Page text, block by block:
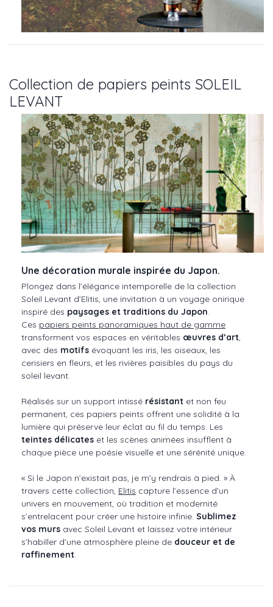
Collection de papiers peints SOLEIL
LEVANT
Une décoration murale inspirée du Japon.
Plongez dans l’élégance intemporelle de la collection
Soleil Levant d’Elitis, une invitation à un voyage onirique
inspiré des paysages et traditions du Japon.
Ces papiers peints panoramiques haut de gamme
transforment vos espaces en véritables œuvres d’art,
avec des motifs évoquant les iris, les oiseaux, les
cerisiers en fleurs, et les rivières paisibles du pays du
soleil levant.
Réalisés sur un support intissé résistant et non feu
permanent, ces papiers peints offrent une solidité à la
lumière qui préserve leur éclat au fil du temps. Les
teintes délicates et les scènes animées insufflent à
chaque pièce une poésie visuelle et une sérénité unique.
« Si le Japon n’existait pas, je m’y rendrais à pied. » À
travers cette collection, Elitis capture l’essence d’un
univers en mouvement, où tradition et modernité
s’entrelacent pour créer une histoire infinie. Sublimez
vos murs avec Soleil Levant et laissez votre intérieur
s’habiller d’une atmosphère pleine de douceur et de
raffinement.